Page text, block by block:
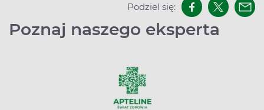
Podziel się:
Poznaj naszego eksperta